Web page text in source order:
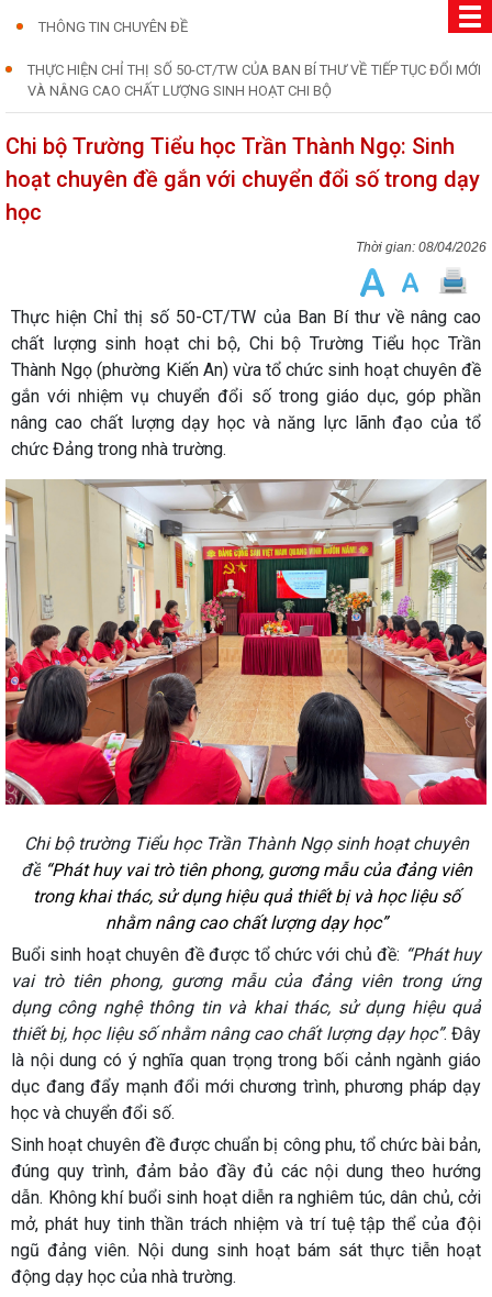
THÔNG TIN CHUYÊN ĐỀ
THỰC HIỆN CHỈ THỊ SỐ 50-CT/TW CỦA BAN BÍ THƯ VỀ TIẾP TỤC ĐỔI MỚI
VÀ NÂNG CAO CHẤT LƯỢNG SINH HOẠT CHI BỘ
Chi bộ Trường Tiểu học Trần Thành Ngọ: Sinh
hoạt chuyên đề gắn với chuyển đổi số trong dạy
học
08/04/2026
Thực hiện Chỉ thị số 50-CT/TW của Ban Bí thư về nâng cao
chất lượng sinh hoạt chi bộ, Chi bộ Trường Tiểu học Trần
Thành Ngọ (phường Kiến An) vừa tổ chức sinh hoạt chuyên đề
gắn với nhiệm vụ chuyển đổi số trong giáo dục, góp phần
nâng cao chất lượng dạy học và năng lực lãnh đạo của tổ
chức Đảng trong nhà trường.
Chi bộ trường Tiểu học Trần Thành Ngọ sinh hoạt chuyên
đề “Phát huy vai trò tiên phong, gương mẫu của đảng viên
trong khai thác, sử dụng hiệu quả thiết bị và học liệu số
nhằm nâng cao chất lượng dạy học”
Buổi sinh hoạt chuyên đề được tổ chức với chủ đề: “Phát huy
vai trò tiên phong, gương mẫu của đảng viên trong ứng
dụng công nghệ thông tin và khai thác, sử dụng hiệu quả
thiết bị, học liệu số nhằm nâng cao chất lượng dạy học”. Đây
là nội dung có ý nghĩa quan trọng trong bối cảnh ngành giáo
dục đang đẩy mạnh đổi mới chương trình, phương pháp dạy
học và chuyển đổi số.
Sinh hoạt chuyên đề được chuẩn bị công phu, tổ chức bài bản,
đúng quy trình, đảm bảo đầy đủ các nội dung theo hướng
dẫn. Không khí buổi sinh hoạt diễn ra nghiêm túc, dân chủ, cởi
mở, phát huy tinh thần trách nhiệm và trí tuệ tập thể của đội
ngũ đảng viên. Nội dung sinh hoạt bám sát thực tiễn hoạt
động dạy học của nhà trường.